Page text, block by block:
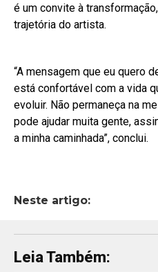
é um convite à
trajetória do artista.
“A mensagem que eu quero
está confortável com a vida
evoluir. Não permaneça na
pode ajudar muita gente,
a minha caminhada”, conclui.
Neste artigo:
Leia Também: